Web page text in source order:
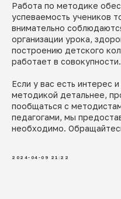
Работа по методике
успеваемость учеников
внимательно
организации урока,
построению детского
работает в совокупности.
Если у вас есть интерес
методикой детальнее,
пообщаться с
педагогами, мы
необходимо.
2024-04-09 21:22